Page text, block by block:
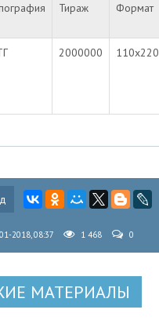
Тираж Формат
2000000 110х220
2018, 08:37 1 468 0
МАТЕРИАЛЫ